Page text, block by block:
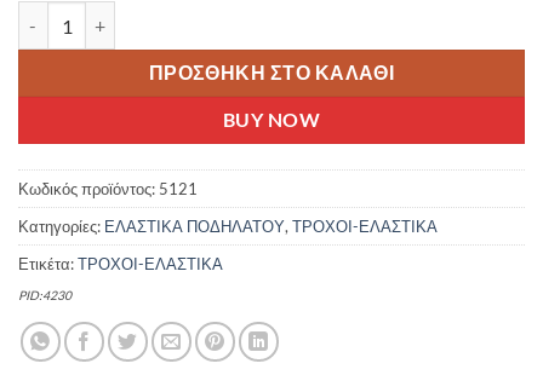
ΠΡΟΣΘΉΚΗ ΣΤΟ ΚΑΛΆΘΙ
BUY NOW
Κωδικός προϊόντος: 5121
Κατηγορίες: ΕΛΑΣΤΙΚΑ ΠΟΔΗΛΑΤΟΥ, ΤΡΟΧΟΙ-ΕΛΑΣΤΙΚΑ
Ετικέτα:ΤΡΟΧΟΙ-ΕΛΑΣΤΙΚΑ
PID:4230